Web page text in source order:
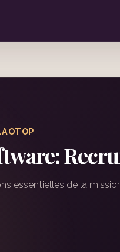
essentielles de la